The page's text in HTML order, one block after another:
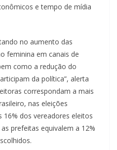
e tempo de mídia
no aumento das
feminina em canais de
como a redução do
da política”, alerta
correspondam a mais
nas eleições
16% dos vereadores eleitos
prefeitas equivalem a 12%